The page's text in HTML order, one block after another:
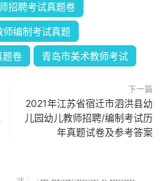
招聘考试真题卷
师编制考试真题
题卷 青岛市美术教师考试
下一篇
2021年江苏省宿迁市泗洪县幼
儿园幼儿教师招聘/编制考试历
年真题试卷及参考答案